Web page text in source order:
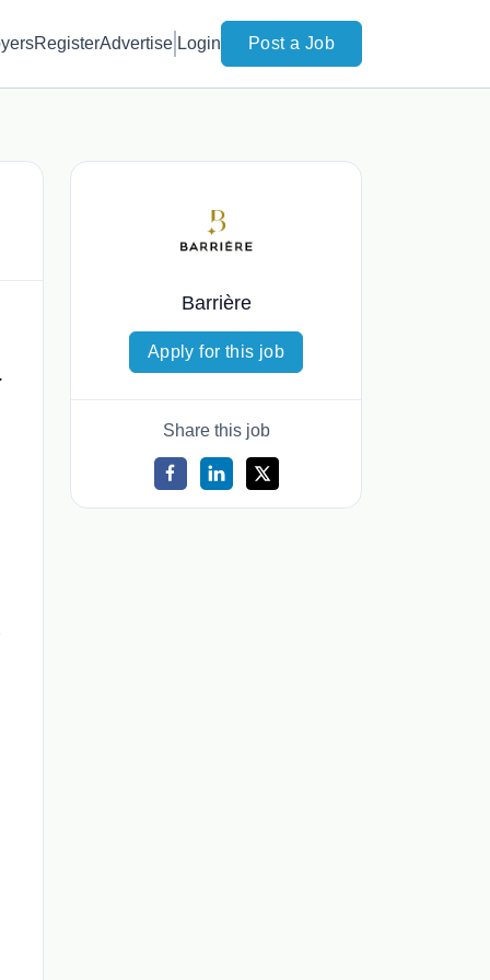
RegisterAdvertise Login Post a Job
Barrière
Apply for this job
Share this job